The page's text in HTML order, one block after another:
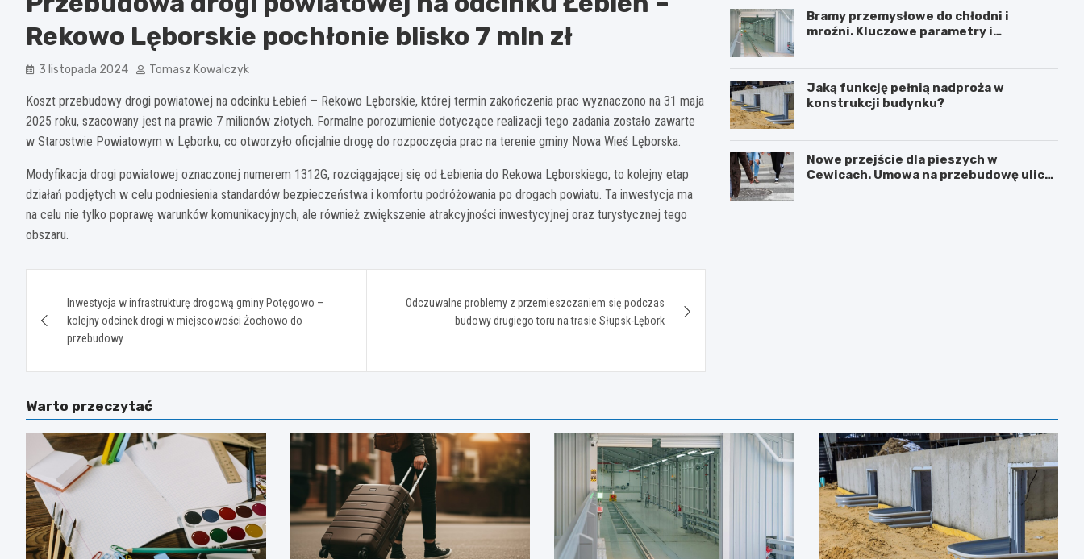
Rekowo Lęborskie pochłonie blisko 7 mln zł
3 listopada 2024 Tomasz Kowalczyk
Koszt przebudowy drogi powiatowej na odcinku Łebień – Rekowo Lęborskie, której termin zakończenia prac wyznaczono na 31 maja
2025 roku, szacowany jest na prawie 7 milionów złotych. Formalne porozumienie dotyczące realizacji tego zadania zostało zawarte
w Starostwie Powiatowym w Lęborku, co otworzyło oficjalnie drogę do rozpoczęcia prac na terenie gminy Nowa Wieś Lęborska.
Modyfikacja drogi powiatowej oznaczonej numerem 1312G, rozciągającej się od Łebienia do Rekowa Lęborskiego, to kolejny etap
działań podjętych w celu podniesienia standardów bezpieczeństwa i komfortu podróżowania po drogach powiatu. Ta inwestycja ma
na celu nie tylko poprawę warunków komunikacyjnych, ale również zwiększenie atrakcyjności inwestycyjnej oraz turystycznej tego
obszaru.
wpisuInwestycja w infrastrukturę drogową gminy Potęgowo –
kolejny odcinek drogi w miejscowości Żochowo do
przebudowy
Odczuwalne problemy z przemieszczaniem się podczas
budowy drugiego toru na trasie Słupsk-Lębork
Bramy przemysłowe do chłodni i
mroźni. Kluczowe parametry i
Jaką funkcję pełnią nadproża w
konstrukcji budynku?
Nowe przejście dla pieszych w
Cewicach. Umowa na przebudowę ulicy
Warto przeczytać